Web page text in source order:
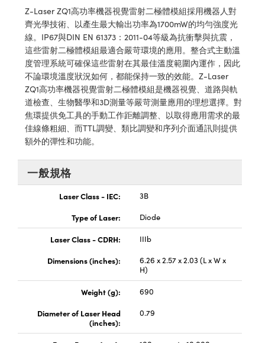
Elements (DOE) | 繞射光
Stage Micrometers | 刻劃板或
Mechanics | 顯微鏡用結構件
and Couplers | 中繼鏡或耦合鏡
Direct Microscopes | 袖珍顯微鏡
放大鏡
and Optomechanics |
Interface Cameras | 高速接口相
| 模擬相機
| 成像系統
Components
Labs™
Gratings™
Components | SCHOTT 光
Z-Laser ZQ1高功率機器視覺雷射二極體模組採用機器人對
齊光學技術、以產生最大輸出功率為1700mW的均勻強度光
線。IP67與DIN EN 61373：2011-04等級為抗衝擊與抗震，
這些雷射二極體模組最適合嚴苛環境的應用。整合式主動溫
度管理系統可確保這些雷射在其最佳溫度範圍內運作，因此
不論環境溫度狀況如何，都能保持一致的效能。Z-Laser
ZQ1高功率機器視覺雷射二極體模組是機器視覺、道路與軌
道檢查、生物醫學和3D測量等嚴苛測量應用的理想選擇。對
焦環提供免工具的手動工作距離調整、以取得應用需求的最
佳線條粗細、而TTL調變、類比調變和序列介面通訊則提供
額外的彈性和功能。
一般規格
Laser Class - IEC:
3B
Type of Laser:
Diode
Laser Class - CDRH:
IIIb
Dimensions (inches):
6.26 x 2.57 x 2.03 (L x W x
H)
Weight (g):
690
Diameter of Laser Head
(inches):
0.79